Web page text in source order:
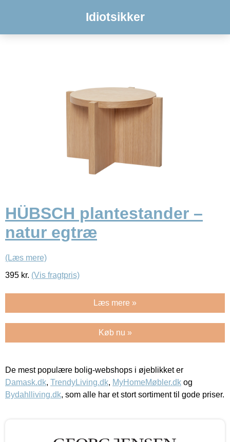
Idiotsikker
HÜBSCH plantestander –
natur egtræ
(Læs mere)
395 kr. (Vis fragtpris)
Læs mere »
Køb nu »
De mest populære bolig-webshops i øjeblikket er
Damask.dk, TrendyLiving.dk, MyHomeMøbler.dk og
Bydahlliving.dk, som alle har et stort sortiment til gode priser.